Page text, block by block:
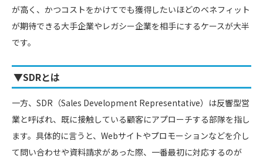
が高く、かつコストをかけてでも獲得したいほどのベネフィット
が期待できる大手企業やレガシー企業を相手にするケースが大半
です。
▼SDRとは
一方、SDR（Sales Development Representative）は反響型営
業と呼ばれ、既に接触している顧客にアプローチする部隊を指し
ます。具体的に言うと、Webサイトやプロモーションなどを介し
て問い合わせや資料請求があった際、一番最初に対応するのが